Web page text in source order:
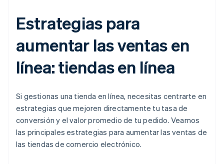
Estrategias para
aumentar las ventas en
línea: tiendas en línea
Si gestionas una tienda en línea, necesitas centrarte en
estrategias que mejoren directamente tu tasa de
conversión y el valor promedio de tu pedido. Veamos
las principales estrategias para aumentar las ventas de
las tiendas de comercio electrónico.